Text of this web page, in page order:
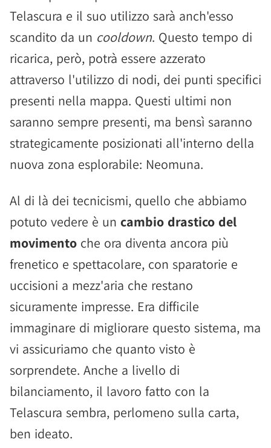
Telascura e il suo utilizzo sarà anch'esso
scandito da un cooldown. Questo tempo di
ricarica, però, potrà essere azzerato
attraverso l'utilizzo di nodi, dei punti specifici
presenti nella mappa. Questi ultimi non
saranno sempre presenti, ma bensì saranno
strategicamente posizionati all'interno della
nuova zona esplorabile: Neomuna.
Al di là dei tecnicismi, quello che abbiamo
potuto vedere è un cambio drastico del
movimento che ora diventa ancora più
frenetico e spettacolare, con sparatorie e
uccisioni a mezz'aria che restano
sicuramente impresse. Era difficile
immaginare di migliorare questo sistema, ma
vi assicuriamo che quanto visto è
sorprendete. Anche a livello di
bilanciamento, il lavoro fatto con la
Telascura sembra, perlomeno sulla carta,
ben ideato.